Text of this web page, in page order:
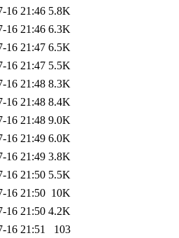
16 21:46 5.8K
16 21:46 6.3K
16 21:47 6.5K
16 21:47 5.5K
16 21:48 8.3K
16 21:48 8.4K
16 21:48 9.0K
16 21:49 6.0K
16 21:49 3.8K
16 21:50 5.5K
16 21:50 10K
16 21:50 4.2K
16 21:51
103